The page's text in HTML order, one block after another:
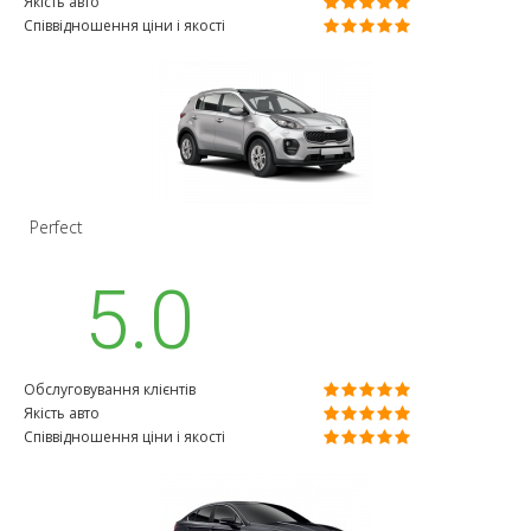
Співвідношення ціни і якості
Perfect
5.0
Обслуговування клієнтів
Якість авто
Співвідношення ціни і якості